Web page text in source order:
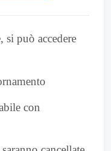
si può accedere
con